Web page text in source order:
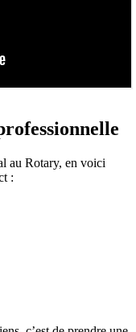
au Rotary, en voici
: